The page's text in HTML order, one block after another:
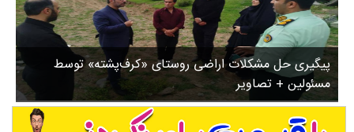
پیگیری حل مشکلات اراضی روستای «کرف‌پشته» توسط
مسئولین + تصاویر
س
ت
ش
د
.